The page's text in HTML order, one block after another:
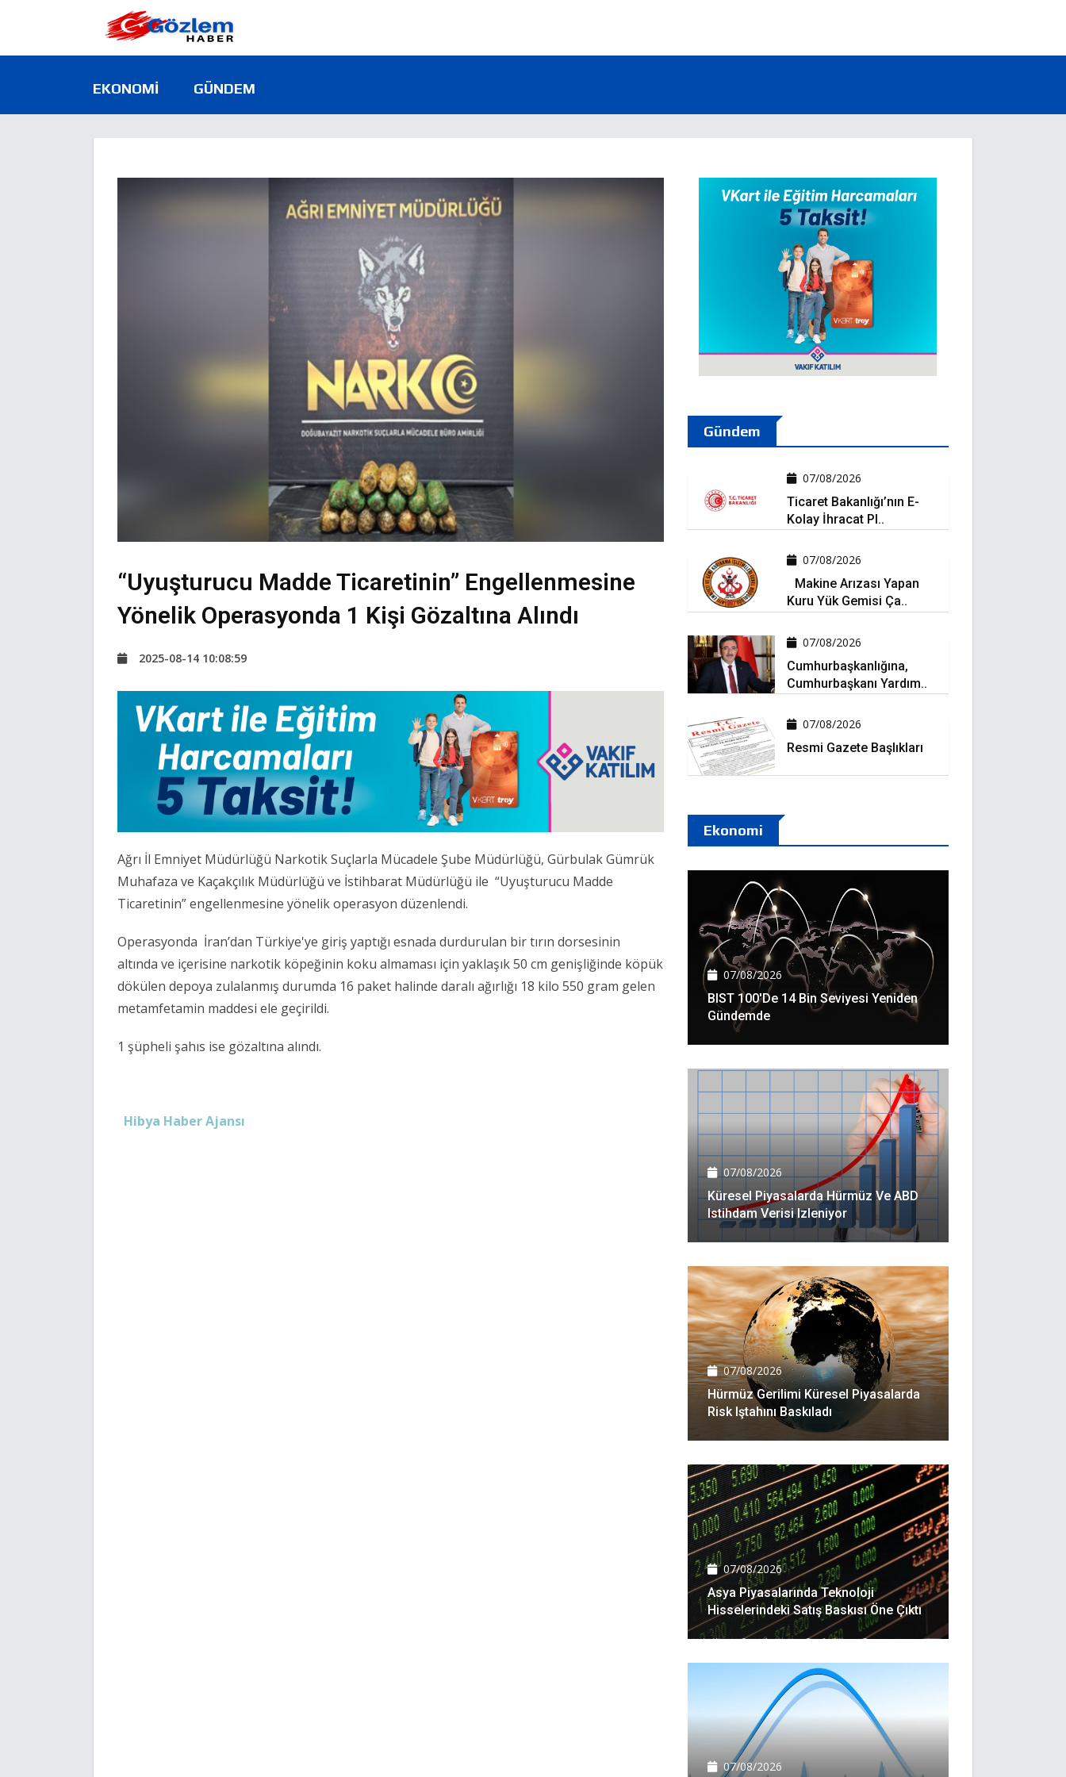
EKONOMI GÜNDEM
“Uyuşturucu Madde Ticaretinin” Engellenmesine
Yönelik Operasyonda 1 Kişi Gözaltına Alındı
2025-08-14 10:08:59
Ağrı İl Emniyet Müdürlüğü Narkotik Suçlarla Mücadele Şube Müdürlüğü, Gürbulak Gümrük
Muhafaza ve Kaçakçılık Müdürlüğü ve İstihbarat Müdürlüğü ile “Uyuşturucu Madde
Ticaretinin” engellenmesine yönelik operasyon düzenlendi.
Operasyonda İran’dan Türkiye'ye giriş yaptığı esnada durdurulan bir tırın dorsesinin
altında ve içerisine narkotik köpeğinin koku almaması için yaklaşık 50 cm genişliğinde köpük
dökülen depoya zulalanmış durumda 16 paket halinde daralı ağırlığı 18 kilo 550 gram gelen
metamfetamin maddesi ele geçirildi.
1 şüpheli şahıs ise gözaltına alındı.
Hibya Haber Ajansı
Gündem
07/08/2026
Ticaret Bakanlığı’nın E-
Kolay İhracat Pl..
07/08/2026
Makine Arızası Yapan
Kuru Yük Gemisi Ça..
07/08/2026
Cumhurbaşkanlığına,
Cumhurbaşkanı Yardım..
07/08/2026
Resmi Gazete Başlıkları
Ekonomi
07/08/2026
BIST 100'de 14 Bin Seviyesi Yeniden
Gündemde
07/08/2026
Küresel Piyasalarda Hürmüz Ve ABD
Istihdam Verisi Izleniyor
07/08/2026
Hürmüz Gerilimi Küresel Piyasalarda
Risk Iştahını Baskıladı
07/08/2026
Asya Piyasalarında Teknoloji
Hisselerindeki Satış Baskısı Öne Çıktı
07/08/2026